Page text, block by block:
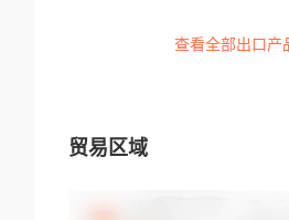
查看全部出口产
贸易区域